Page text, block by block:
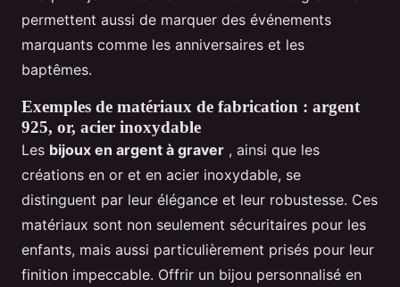
permettent aussi de marquer des événements
marquants comme les anniversaires et les
baptêmes.
Exemples de matériaux de fabrication : argent
925, or, acier inoxydable
Les bijoux en argent à graver , ainsi que les
créations en or et en acier inoxydable, se
distinguent par leur élégance et leur robustesse. Ces
matériaux sont non seulement sécuritaires pour les
enfants, mais aussi particulièrement prisés pour leur
finition impeccable. Offrir un bijou personnalisé en